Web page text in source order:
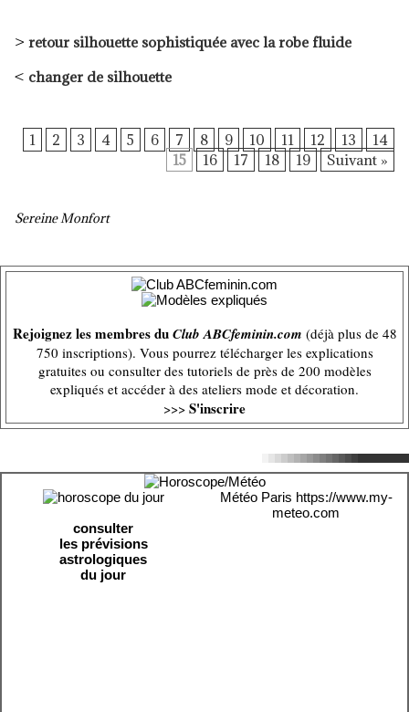
> retour silhouette sophistiquée avec la robe fluide
< changer de silhouette
1 2 3 4 5 6 7 8 9 10 11 12 13
14
15
16 17 18 19 Suivant »
Sereine Monfort
Rejoignez les membres duClub ABCfeminin.com (déjà plus de 48
750 inscriptions). Vous pourrez télécharger les explications
gratuites ou consulter des tutoriels de près de 200 modèles
expliqués et accéder à des ateliers mode et décoration.
>>> S'inscrire
consulter
les prévisions
astrologiques
du jour
Météo Paris https://www.my-
meteo.com